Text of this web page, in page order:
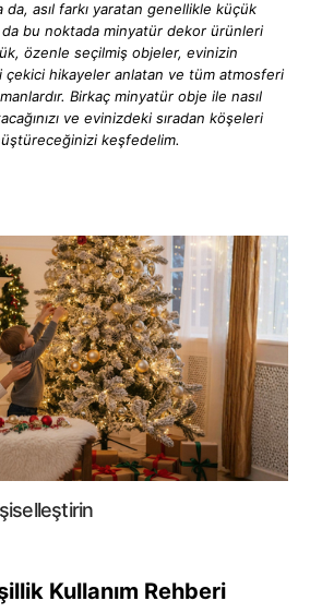
asıl farkı yaratan genellikle küçük
bu noktada minyatür dekor ürünleri
özenle seçilmiş objeler, evinizin
çekici hikayeler anlatan ve tüm atmosferi
Birkaç minyatür obje ile nasıl
ve evinizdeki sıradan köşeleri
keşfedelim.
Kullanım Rehberi